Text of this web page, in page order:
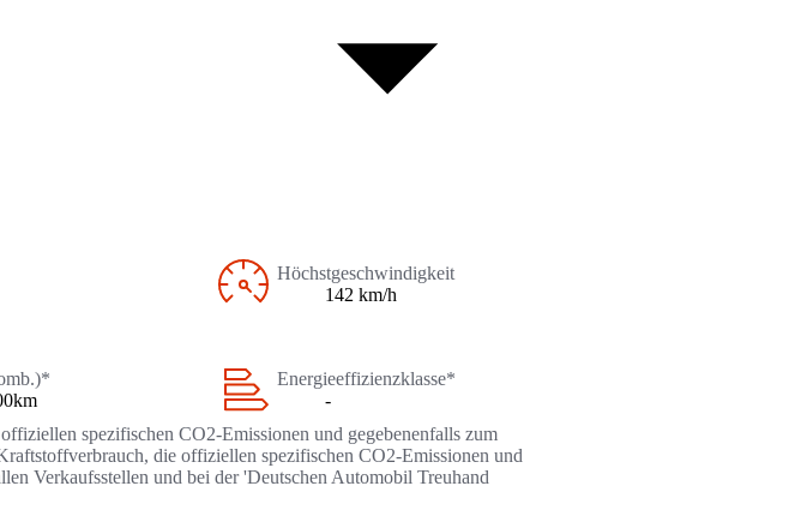
Höchstgeschwindigkeit
142 km/h
Energieeffizienzklasse*
-
spezifischen CO2-Emissionen und gegebenenfalls zum
die offiziellen spezifischen CO2-Emissionen und
Verkaufsstellen und bei der 'Deutschen Automobil Treuhand